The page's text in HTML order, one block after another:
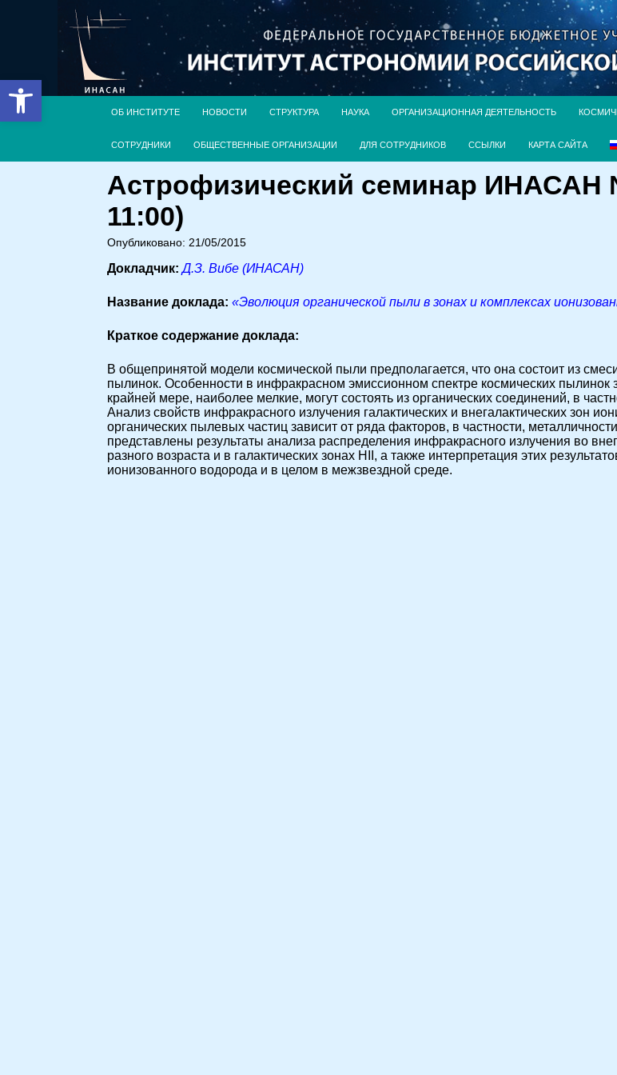
Открыть панель инструментов
ОБ ИНСТИТУТЕ НОВОСТИ СТРУКТУРА НАУКА ОРГАНИЗАЦИОННАЯ ДЕЯТЕЛЬНОСТЬ
СОТРУДНИКИ ОБЩЕСТВЕННЫЕ ОРГАНИЗАЦИИ ДЛЯ СОТРУДНИКОВ ССЫЛКИ КАРТА САЙТА
Астрофизический семинар ИНАСАН
11:00)
Опубликовано: 21/05/2015
Докладчик: Д.З. Вибе (ИНАСАН)
Название доклада: «Эволюция органической пыли в зонах и комплексах
Краткое содержание доклада:
В общепринятой модели космической пыли предполагается, что она состоит из
пылинок. Особенности в инфракрасном эмиссионном спектре космических
крайней мере, наиболее мелкие, могут состоять из органических соединений, в
Анализ свойств инфракрасного излучения галактических и внегалактических зон
органических пылевых частиц зависит от ряда факторов, в частности,
представлены результаты анализа распределения инфракрасного излучения во
разного возраста и в галактических зонах HII, а также интерпретация этих
ионизованного водорода и в целом в межзвездной среде.